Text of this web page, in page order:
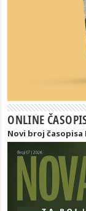
ONLINE
Novi broj